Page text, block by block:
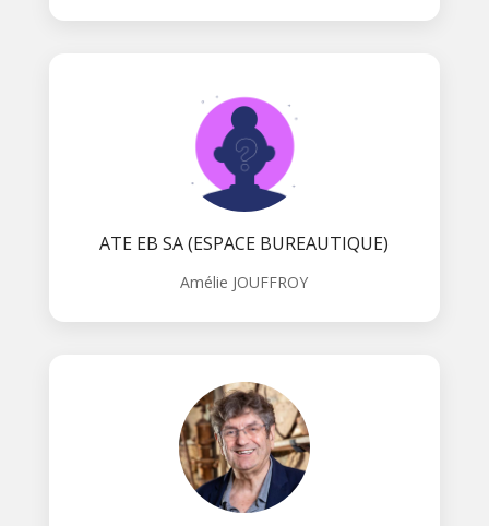
ATE EB SA (ESPACE BUREAUTIQUE)
Amélie JOUFFROY